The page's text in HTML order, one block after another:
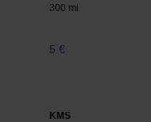
300 ml
5 €
KMS